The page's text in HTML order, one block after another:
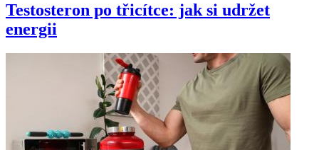
Testosteron po třicítce: jak si udržet
energii